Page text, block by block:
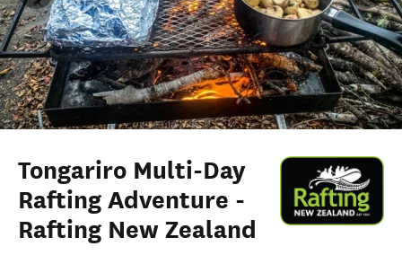
Tongariro Multi-Day
Rafting Adventure -
Rafting New Zealand